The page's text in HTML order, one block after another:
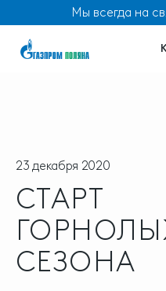
Мы всегда на
23 декабря 2020
СТАРТ
СЕЗОНА